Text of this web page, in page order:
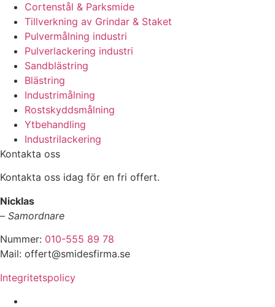
Cortenstål & Parksmide
Tillverkning av Grindar & Staket
Pulvermålning industri
Pulverlackering industri
Sandblästring
Blästring
Industrimålning
Rostskyddsmålning
Ytbehandling
Industrilackering
Kontakta oss
Kontakta oss idag för en fri offert.
Nicklas
– Samordnare
Nummer: 010-555 89 78
Mail: offert@smidesfirma.se
Integritetspolicy